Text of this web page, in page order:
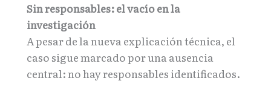
Sin responsables: el vacío en la
investigación
A pesar de la nueva explicación técnica, el
caso sigue marcado por una ausencia
central: no hay responsables identificados.